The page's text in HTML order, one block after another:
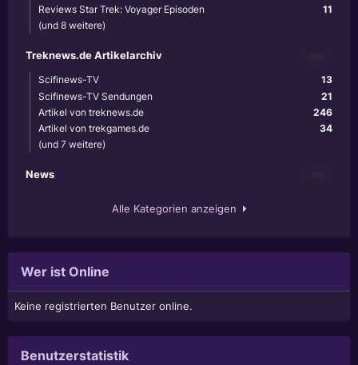
11
Reviews Star Trek: Voyager Episoden
(und 8 weitere)
Treknews.de Artikelarchiv
13
Scifinews-TV
21
Scifinews-TV Sendungen
246
Artikel von treknews.de
34
Artikel von trekgames.de
(und 7 weitere)
News
Alle Kategorien anzeigen
Wer ist Online
Keine registrierten Benutzer online.
Benutzerstatistik